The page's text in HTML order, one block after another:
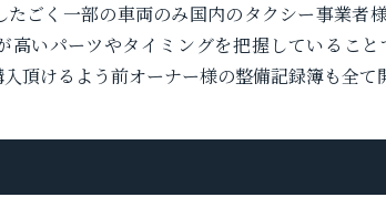
ごく一部の車両のみ国内のタクシー事業者
高いパーツやタイミングを把握しているこ
頂けるよう前オーナー様の整備記録簿も全て